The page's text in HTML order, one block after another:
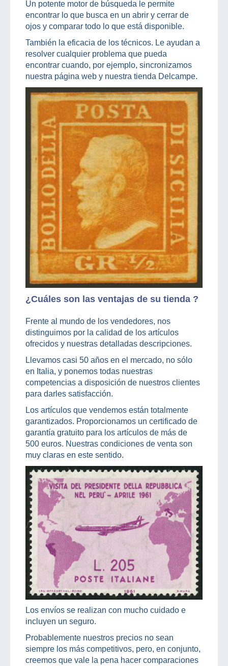
Un potente motor de búsqueda le permite
encontrar lo que busca en un abrir y cerrar de
ojos y comparar todo lo que está disponible.
También la eficacia de los técnicos. Le ayudan a
resolver cualquier problema que pueda
encontrar cuando, por ejemplo, sincronizamos
nuestra página web y nuestra tienda Delcampe.
¿Cuáles son las ventajas de su tienda ?
Frente al mundo de los vendedores, nos
distinguimos por la calidad de los artículos
ofrecidos y nuestras detalladas descripciones.
Llevamos casi 50 años en el mercado, no sólo
en Italia, y ponemos todas nuestras
competencias a disposición de nuestros clientes
para darles satisfacción.
Los artículos que vendemos están totalmente
garantizados. Proporcionamos un certificado de
garantía gratuito para los artículos de más de
500 euros. Nuestras condiciones de venta son
muy claras en este sentido.
Los envíos se realizan con mucho cuidado e
incluyen un seguro.
Probablemente nuestros precios no sean
siempre los más competitivos, pero, en conjunto,
creemos que vale la pena hacer comparaciones